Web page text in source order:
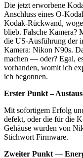
Die jetzt erworbene
Anschluss eines O-
Kodak-Rückwand,
blieb. Falsche Kamera?
die US-Ausführung der
Kamera: Nikon N90s.
machen — oder? Egal,
vorhanden, womit ich
ich begonnen.
Erster Punkt –
Mit sofortigem Erfolg
defekt, oder die für die
Gehäuse wurden von
Stichwort Firmware.
Zweiter Punkt —